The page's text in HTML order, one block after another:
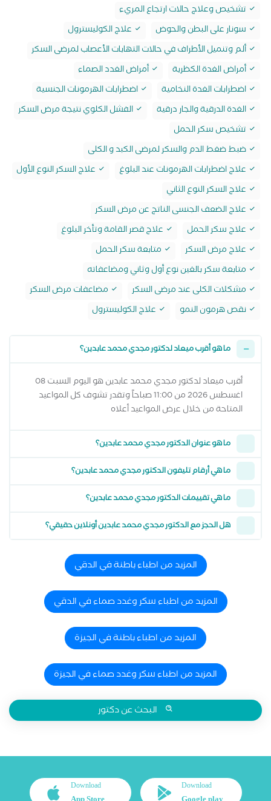
تشخيص وعلاج حالات ارتجاع المريء
سونار على البطن والحوض
علاج الكوليسترول
ألم وتنميل الأطراف في حالات التهابات الأعصاب لمرضى السكر
أمراض الغدة الكظرية
أمراض الغدد الصماء
اضطرابات الغدة النخامية
اضطرابات الهرمونات الجنسية
الغدة الدرقية والجار درقية
الفشل الكلوي نتيجة مرض السكر
تشخيص سكر الحمل
ضبط ضغط الدم والسكر لمرضى الكبد و الكلى
علاج اضطرابات الهرمونات عند البلوغ
علاج السكر النوع الأول
علاج السكر النوع الثاني
علاج الضعف الجنسى الناتج عن مرض السكر
علاج سكر الحمل
علاج قصر القامة وتأخر البلوغ
علاج مرض السكر
متابعة سكر الحمل
متابعة سكر بالغين نوع أول وثاني ومضاعفاته
مشكلات الكلى عند مرضى السكر
مضاعفات مرض السكر
نقص هرمون النمو
علاج الكوليسترول
ما هو أقرب ميعاد لدكتور مجدي محمد عابدين؟
أقرب ميعاد لدكتور مجدي محمد عابدين هو اليوم السبت 08
اغسطس 2026 من 11:00 صباحاً وتقدر تشوف كل المواعيد
المتاحة من خلال عرض المواعيد أعلاه
ما هو عنوان الدكتور مجدي محمد عابدين؟
ما هي أرقام تليفون الدكتور مجدي محمد عابدين؟
ما هي تقييمات الدكتور مجدي محمد عابدين؟
هل الحجز مع الدكتور مجدي محمد عابدين أونلاين حقيقي؟
المزيد من اطباء باطنة في الدقي
المزيد من اطباء سكر وغدد صماء في الدقي
المزيد من اطباء باطنة في الجيزة
المزيد من اطباء سكر وغدد صماء في الجيزة
البحث عن دكتور
Download
Google play
Download
App Store